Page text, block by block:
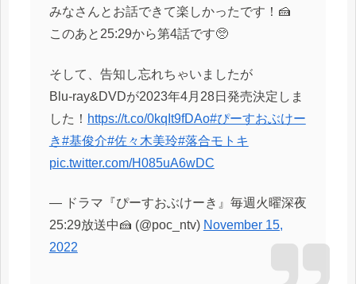
みなさんとお話できて楽しかったです！🍰
このあと25:29から第4話です🥺
そして、告知し忘れちゃいましたが
Blu-ray&DVDが2023年4月28日発売決定しま
した！ https://t.co/0kqIt9fDAo#ぴーすおぶけー
き#基俊介#佐々木美玲#落合モトキ
pic.twitter.com/H085uA6wDC
— ドラマ『ぴーすおぶけーき』毎週火曜深夜
25:29放送中🍰 (@poc_ntv) November 15,
2022